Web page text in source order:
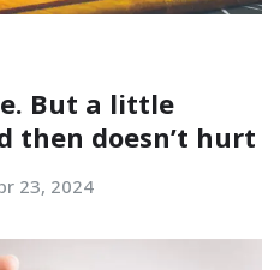
But a little
then doesn’t hurt
23, 2024